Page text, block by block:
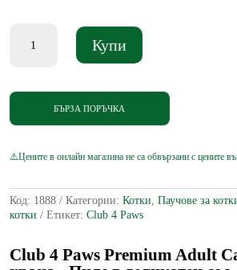
Котешка
-
Пиле
в
сос,
85
Купи
БЪРЗА ПОРЪЧКА
Код: 1888 Категории: Котки Паучове за
котки
Етикет: Club 4 Paws
Club 4 Paws Premium Adult